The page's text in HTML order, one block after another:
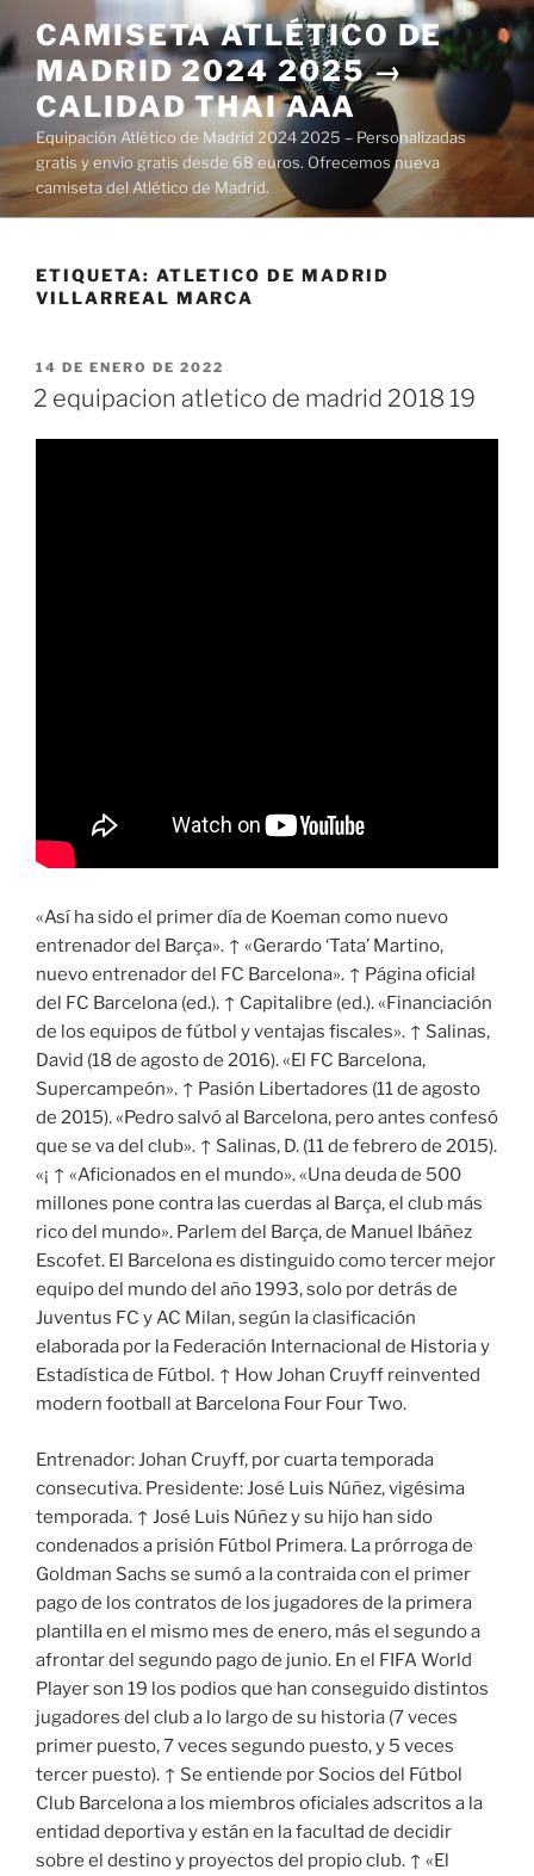
al
contenido
CAMISETA ATLÉTICO DE
MADRID 2024 2025 →
CALIDAD THAI AAA
Equipación Atlético de Madrid 2024 2025 – Personalizadas
gratis y envío gratis desde 68 euros. Ofrecemos nueva
camiseta del Atlético de Madrid.
ETIQUETA: ATLETICO DE MADRID
VILLARREAL MARCA
PUBLICADO
EL
14 DE ENERO DE 2022
2 equipacion atletico de madrid 2018 19
«Así ha sido el primer día de Koeman como nuevo
entrenador del Barça». ↑ «Gerardo ‘Tata’ Martino,
nuevo entrenador del FC Barcelona». ↑ Página oficial
del FC Barcelona (ed.). ↑ Capitalibre (ed.). «Financiación
de los equipos de fútbol y ventajas fiscales». ↑ Salinas,
David (18 de agosto de 2016). «El FC Barcelona,
Supercampeón». ↑ Pasión Libertadores (11 de agosto
de 2015). «Pedro salvó al Barcelona, pero antes confesó
que se va del club». ↑ Salinas, D. (11 de febrero de 2015).
«¡ ↑ «Aficionados en el mundo». «Una deuda de 500
millones pone contra las cuerdas al Barça, el club más
rico del mundo». Parlem del Barça, de Manuel Ibáñez
Escofet. El Barcelona es distinguido como tercer mejor
equipo del mundo del año 1993, solo por detrás de
Juventus FC y AC Milan, según la clasificación
elaborada por la Federación Internacional de Historia y
Estadística de Fútbol. ↑ How Johan Cruyff reinvented
modern football at Barcelona Four Four Two.
Entrenador: Johan Cruyff, por cuarta temporada
consecutiva. Presidente: José Luis Núñez, vigésima
temporada. ↑ José Luis Núñez y su hijo han sido
condenados a prisión Fútbol Primera. La prórroga de
Goldman Sachs se sumó a la contraida con el primer
pago de los contratos de los jugadores de la primera
plantilla en el mismo mes de enero, más el segundo a
afrontar del segundo pago de junio. En el FIFA World
Player son 19 los podios que han conseguido distintos
jugadores del club a lo largo de su historia (7 veces
primer puesto, 7 veces segundo puesto, y 5 veces
tercer puesto). ↑ Se entiende por Socios del Fútbol
Club Barcelona a los miembros oficiales adscritos a la
entidad deportiva y están en la facultad de decidir
sobre el destino y proyectos del propio club. ↑ «El